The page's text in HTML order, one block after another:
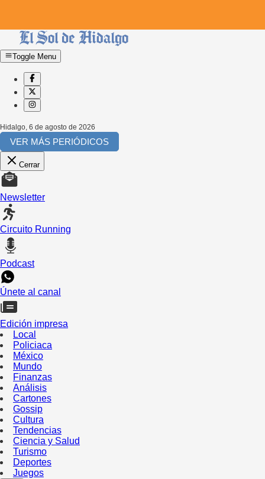
Toggle Menu
Hidalgo, 6 de agosto de 2026
VER MÁS PERIÓDICOS
Cerrar
Newsletter
Circuito Running
Podcast
Únete al canal
Edición impresa
Local
Policiaca
México
Mundo
Finanzas
Análisis
Cartones
Gossip
Cultura
Tendencias
Ciencia y Salud
Turismo
Deportes
Juegos